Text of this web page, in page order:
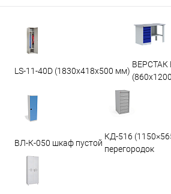
LS-11-40D (1830x418x500 мм)
ВЕРСТАК
ВЛ-К-050 шкаф пустой
КД-516
перегородок